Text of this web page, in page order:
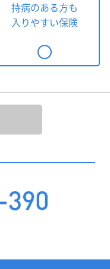
持病のある方も
入りやすい保険